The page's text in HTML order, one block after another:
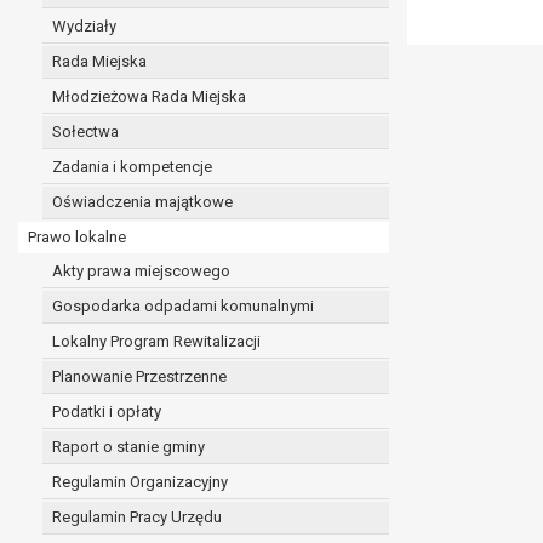
Wydziały
Rada Miejska
Młodzieżowa Rada Miejska
Sołectwa
Zadania i kompetencje
Oświadczenia majątkowe
Prawo lokalne
Akty prawa miejscowego
Gospodarka odpadami komunalnymi
Lokalny Program Rewitalizacji
Planowanie Przestrzenne
Podatki i opłaty
Raport o stanie gminy
Regulamin Organizacyjny
Regulamin Pracy Urzędu
realizacji zadań wynikających z przepisów
zawarcia i realizacji umów;
ochrony żywotnych interesów osoby, której
w pozostałych przypadkach dane osobowe
W związku z przetwarzaniem danych w celu
osobowych. Odbiorcami mogą być:
podmioty upoważnione do odbioru danych
Pani/Pana dane osobowe będą przetwarzane przez
przepisy prawa powszechnie obowiązującego.
W przypadku, gdy dane osobowe przetwarzane są na
W przypadku, gdy dane osobowe przetwarzane są w
czasie w zakresie wymaganym przez przepisy prawa
rozliczeniu umowy, do czasu wycofania tej zgody.
Ponadto w przypadku umów o dofinansowanie dane
beneficjentem a określoną instytucją, trwałości
W związku z przetwarzaniem przez administratora
prawo dostępu do treści danych oraz